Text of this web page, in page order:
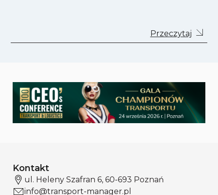
Przeczytaj
Kontakt
ul. Heleny Szafran 6, 60-693 Poznań
info@transport-manager.pl